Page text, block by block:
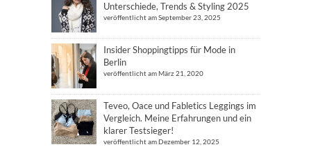
Unterschiede, Trends & Styling 2025
veröffentlicht am September 23, 2025
Insider Shoppingtipps für Mode in
Berlin
veröffentlicht am März 21, 2020
Teveo, Oace und Fabletics Leggings im
Vergleich. Meine Erfahrungen und ein
klarer Testsieger!
veröffentlicht am Dezember 12, 2025